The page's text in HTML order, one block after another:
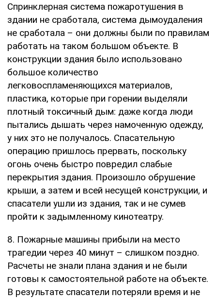
Спринклерная система пожаротушения в
здании не сработала, система дымоудаления
не сработала – они должны были по правилам
работать на таком большом объекте. В
конструкции здания было использовано
большое количество
легковоспламеняющихся материалов,
пластика, которые при горении выделяли
плотный токсичный дым: даже когда люди
пытались дышать через намоченную одежду,
у них это не получалось. Спасательную
операцию пришлось прервать, поскольку
огонь очень быстро повредил слабые
перекрытия здания. Произошло обрушение
крыши, а затем и всей несущей конструкции, и
спасатели ушли из здания, так и не сумев
пройти к задымленному кинотеатру.
8. Пожарные машины прибыли на место
трагедии через 40 минут – слишком поздно.
Расчеты не знали плана здания и не были
готовы к самостоятельной работе на объекте.
В результате спасатели потеряли время и не